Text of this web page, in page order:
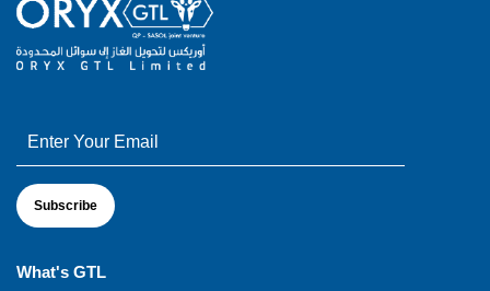
What's GTL